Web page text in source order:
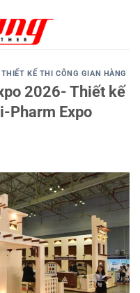
THIẾT KẾ THI CÔNG GIAN HÀNG
2026- Thiết kế
Pharm Expo